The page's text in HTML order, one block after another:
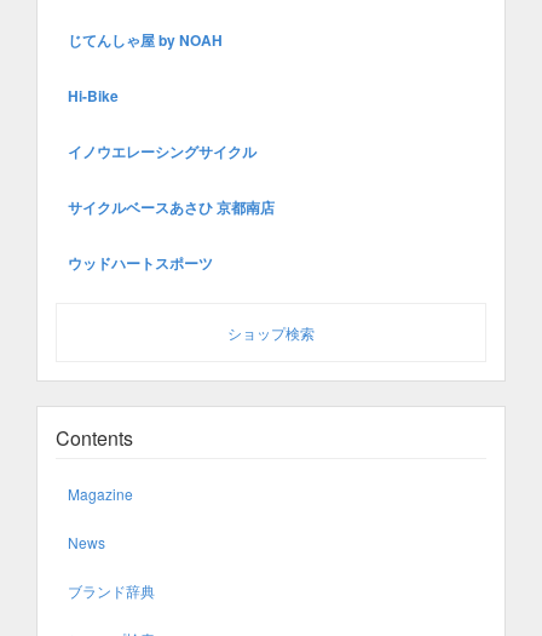
じてんしゃ屋 by NOAH
Hi-Bike
イノウエレーシングサイクル
サイクルベースあさひ 京都南店
ウッドハートスポーツ
ショップ検索
Contents
Magazine
News
ブランド辞典